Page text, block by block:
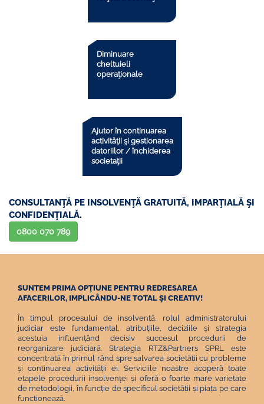
Diminuare
cheltuieli
operaţionale
Ajutor în continuarea
activităţii şi gestionarea
datoriilor / închiderea
societaţii
CONSULTANŢĂ PE INSOLVENŢĂ GRATUITĂ, IMPARŢIALĂ ŞI
CONFIDENŢIALĂ.
0800 070 789
SUNTEM PRIMA OPŢIUNE PENTRU REDRESAREA
AFACERILOR, IMPLICÂNDU-NE TOTAL ŞI CREATIV!
În timpul procesului de insolvență, rolul administratorului
judiciar este fundamental, atribuțiile, deciziile și strategia
acestuia influențând decisiv succesul procedurii de
reorganizare judiciară. Strategia RTZ&Partners SPRL este
concentrată în primul rând spre salvarea societății cu probleme
și continuarea activității ei. Serviciile noastre acoperă toate
etapele procedurii insolvenței și oferă o foarte mare varietate
de metodologii, în funcție de specificul societății și piața pe care
funcționează.